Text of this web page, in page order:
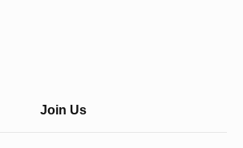
Join Us